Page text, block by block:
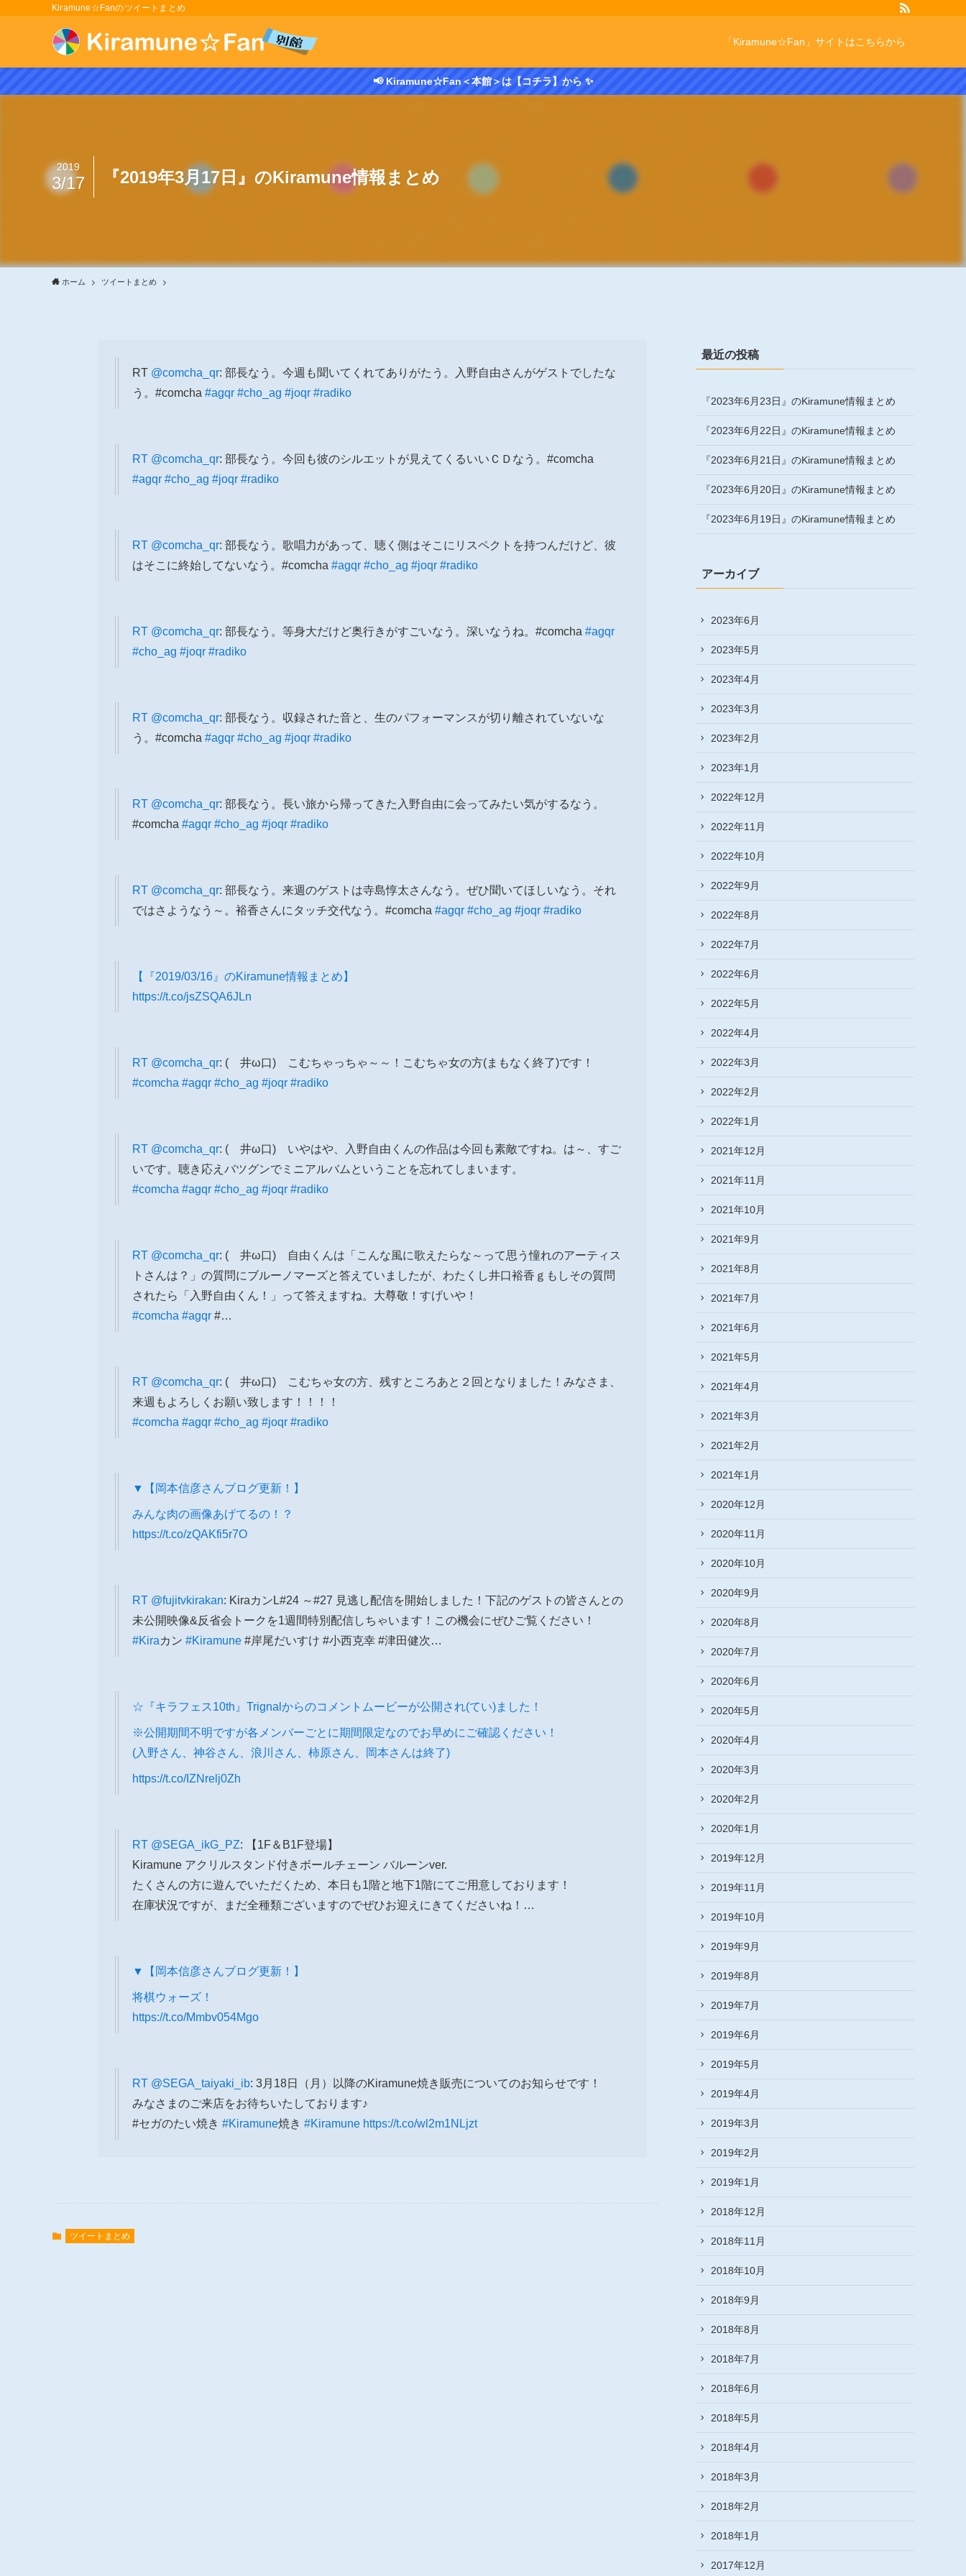
Kiramune☆Fanのツイートまとめ
「Kiramune☆Fan」サイトはこちらから
📢 Kiramune☆Fan＜本館＞は【コチラ】から ✨
『2019年3月17日』のKiramune情報まとめ
2019
3/17
ホーム ツイートまとめ
RT @comcha_qr: 部長なう。今週も聞いてくれてありがたう。入野自由さんがゲストでしたな
う。#comcha #agqr #cho_ag #joqr #radiko
RT @comcha_qr: 部長なう。今回も彼のシルエットが見えてくるいいＣＤなう。#comcha
#agqr #cho_ag #joqr #radiko
RT @comcha_qr: 部長なう。歌唱力があって、聴く側はそこにリスペクトを持つんだけど、彼
はそこに終始してないなう。#comcha #agqr #cho_ag #joqr #radiko
RT @comcha_qr: 部長なう。等身大だけど奥行きがすごいなう。深いなうね。#comcha #agqr
#cho_ag #joqr #radiko
RT @comcha_qr: 部長なう。収録された音と、生のパフォーマンスが切り離されていないな
う。#comcha #agqr #cho_ag #joqr #radiko
RT @comcha_qr: 部長なう。長い旅から帰ってきた入野自由に会ってみたい気がするなう。
#comcha #agqr #cho_ag #joqr #radiko
RT @comcha_qr: 部長なう。来週のゲストは寺島惇太さんなう。ぜひ聞いてほしいなう。それ
ではさようなう～。裕香さんにタッチ交代なう。#comcha #agqr #cho_ag #joqr #radiko
【『2019/03/16』のKiramune情報まとめ】
https://t.co/jsZSQA6JLn
RT @comcha_qr: ( 井ω口) こむちゃっちゃ～～！こむちゃ女の方(まもなく終了)です！
#comcha #agqr #cho_ag #joqr #radiko
RT @comcha_qr: ( 井ω口) いやはや、入野自由くんの作品は今回も素敵ですね。は～、すご
いです。聴き応えバツグンでミニアルバムということを忘れてしまいます。
#comcha #agqr #cho_ag #joqr #radiko
RT @comcha_qr: ( 井ω口) 自由くんは「こんな風に歌えたらな～って思う憧れのアーティス
トさんは？」の質問にブルーノマーズと答えていましたが、わたくし井口裕香ｇもしその質問
されたら「入野自由くん！」って答えますね。大尊敬！すげいや！
#comcha #agqr #…
RT @comcha_qr: ( 井ω口) こむちゃ女の方、残すところあと２回となりました！みなさま、
来週もよろしくお願い致します！！！！
#comcha #agqr #cho_ag #joqr #radiko
▼【岡本信彦さんブログ更新！】
みんな肉の画像あげてるの！？
https://t.co/zQAKfi5r7O
RT @fujitvkirakan: KiraカンL#24 ～#27 見逃し配信を開始しました！下記のゲストの皆さんとの
未公開映像&反省会トークを1週間特別配信しちゃいます！この機会にぜひご覧ください！
#Kiraカン #Kiramune #岸尾だいすけ #小西克幸 #津田健次…
☆『キラフェス10th』Trignalからのコメントムービーが公開され(てい)ました！
※公開期間不明ですが各メンバーごとに期間限定なのでお早めにご確認ください！
(入野さん、神谷さん、浪川さん、柿原さん、岡本さんは終了)
https://t.co/IZNrelj0Zh
RT @SEGA_ikG_PZ: 【1F＆B1F登場】
Kiramune アクリルスタンド付きボールチェーン バルーンver.
たくさんの方に遊んでいただくため、本日も1階と地下1階にてご用意しております！
在庫状況ですが、まだ全種類ございますのでぜひお迎えにきてくださいね！…
▼【岡本信彦さんブログ更新！】
将棋ウォーズ！
https://t.co/Mmbv054Mgo
RT @SEGA_taiyaki_ib: 3月18日（月）以降のKiramune焼き販売についてのお知らせです！
みなさまのご来店をお待ちいたしております♪
#セガのたい焼き #Kiramune焼き #Kiramune https://t.co/wl2m1NLjzt
ツイートまとめ
最近の投稿
『2023年6月23日』のKiramune情報まとめ
『2023年6月22日』のKiramune情報まとめ
『2023年6月21日』のKiramune情報まとめ
『2023年6月20日』のKiramune情報まとめ
『2023年6月19日』のKiramune情報まとめ
アーカイブ
2023年6月
2023年5月
2023年4月
2023年3月
2023年2月
2023年1月
2022年12月
2022年11月
2022年10月
2022年9月
2022年8月
2022年7月
2022年6月
2022年5月
2022年4月
2022年3月
2022年2月
2022年1月
2021年12月
2021年11月
2021年10月
2021年9月
2021年8月
2021年7月
2021年6月
2021年5月
2021年4月
2021年3月
2021年2月
2021年1月
2020年12月
2020年11月
2020年10月
2020年9月
2020年8月
2020年7月
2020年6月
2020年5月
2020年4月
2020年3月
2020年2月
2020年1月
2019年12月
2019年11月
2019年10月
2019年9月
2019年8月
2019年7月
2019年6月
2019年5月
2019年4月
2019年3月
2019年2月
2019年1月
2018年12月
2018年11月
2018年10月
2018年9月
2018年8月
2018年7月
2018年6月
2018年5月
2018年4月
2018年3月
2018年2月
2018年1月
2017年12月